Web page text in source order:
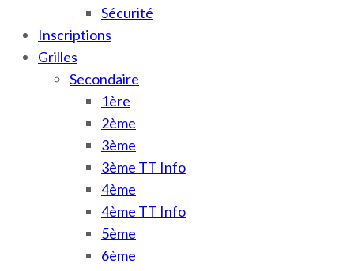
Sécurité
Inscriptions
Grilles
Secondaire
1ère
2ème
3ème
3ème TT Info
4ème
4ème TT Info
5ème
6ème